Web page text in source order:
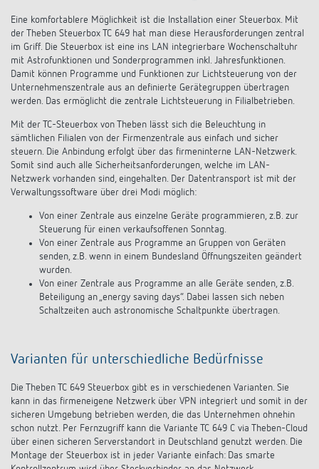
Eine komfortablere Möglichkeit ist die Installation einer Steuerbox. Mit
der Theben Steuerbox TC 649 hat man diese Herausforderungen zentral
im Griff. Die Steuerbox ist eine ins LAN integrierbare Wochenschaltuhr
mit Astrofunktionen und Sonderprogrammen inkl. Jahresfunktionen.
Damit können Programme und Funktionen zur Lichtsteuerung von der
Unternehmenszentrale aus an definierte Gerätegruppen übertragen
werden. Das ermöglicht die zentrale Lichtsteuerung in Filialbetrieben.
Mit der TC-Steuerbox von Theben lässt sich die Beleuchtung in
sämtlichen Filialen von der Firmenzentrale aus einfach und sicher
steuern. Die Anbindung erfolgt über das firmeninterne LAN-Netzwerk.
Somit sind auch alle Sicherheitsanforderungen, welche im LAN-
Netzwerk vorhanden sind, eingehalten. Der Datentransport ist mit der
Verwaltungssoftware über drei Modi möglich:
Von einer Zentrale aus einzelne Geräte programmieren, z.B. zur
Steuerung für einen verkaufsoffenen Sonntag.
Von einer Zentrale aus Programme an Gruppen von Geräten
senden, z.B. wenn in einem Bundesland Öffnungszeiten geändert
wurden.
Von einer Zentrale aus Programme an alle Geräte senden, z.B.
Beteiligung an „energy saving days“. Dabei lassen sich neben
Schaltzeiten auch astronomische Schaltpunkte übertragen.
Varianten für unterschiedliche Bedürfnisse
Die Theben TC 649 Steuerbox gibt es in verschiedenen Varianten. Sie
kann in das firmeneigene Netzwerk über VPN integriert und somit in der
sicheren Umgebung betrieben werden, die das Unternehmen ohnehin
schon nutzt. Per Fernzugriff kann die Variante TC 649 C via Theben-Cloud
über einen sicheren Serverstandort in Deutschland genutzt werden. Die
Montage der Steuerbox ist in jeder Variante einfach: Das smarte